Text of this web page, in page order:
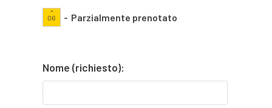
·
06 - Parzialmente prenotato
Nome (richiesto):